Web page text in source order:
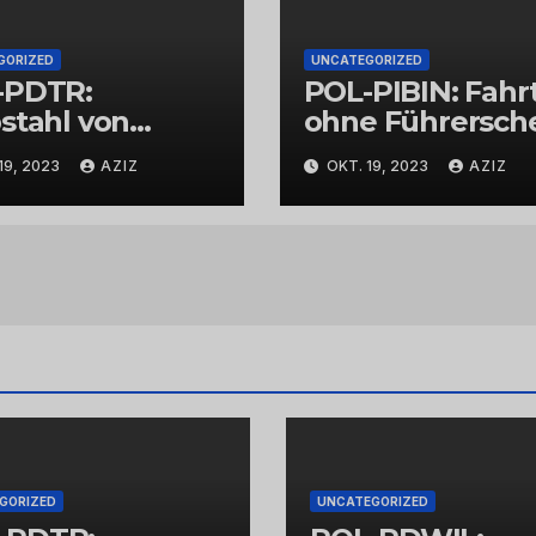
von
2023 AZIZ
UNCATEGORIZED
POL-PIBIN:
ohne
und unter
von Drogen
OKT. 19, 2023 AZIZ
UNCATEGORIZED